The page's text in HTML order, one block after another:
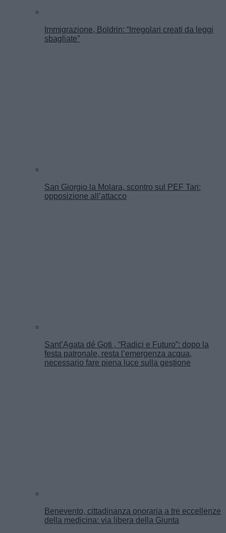
Immigrazione, Boldrin: “Irregolari creati da leggi
sbagliate”
San Giorgio la Molara, scontro sul PEF Tari:
opposizione all’attacco
Sant’Agata dé Goti , “Radici e Futuro”: dopo la
festa patronale, resta l’emergenza acqua,
necessario fare piena luce sulla gestione
Benevento, cittadinanza onoraria a tre eccellenze
della medicina: via libera della Giunta